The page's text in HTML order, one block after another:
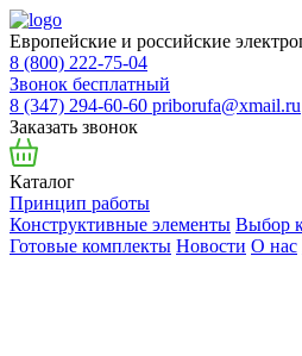
Европейские и российские
8 (800) 222-75-04
Звонок бесплатный
8 (347) 294-60-60 priborufa@xmail.ru
Заказать звонок
Каталог
Принцип работы
Конструктивные элементы Выбор
Готовые комплекты Новости О нас